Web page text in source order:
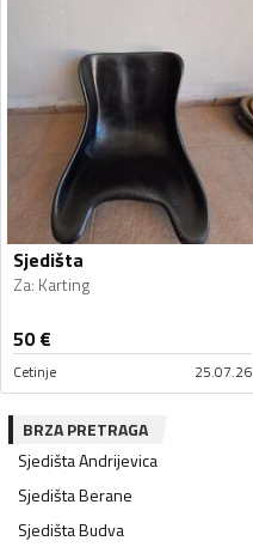
Sjedišta
Za: Karting
50€
Cetinje 25.07.26
BRZA PRETRAGA
SjedištaAndrijevica
SjedištaBerane
SjedištaBudva